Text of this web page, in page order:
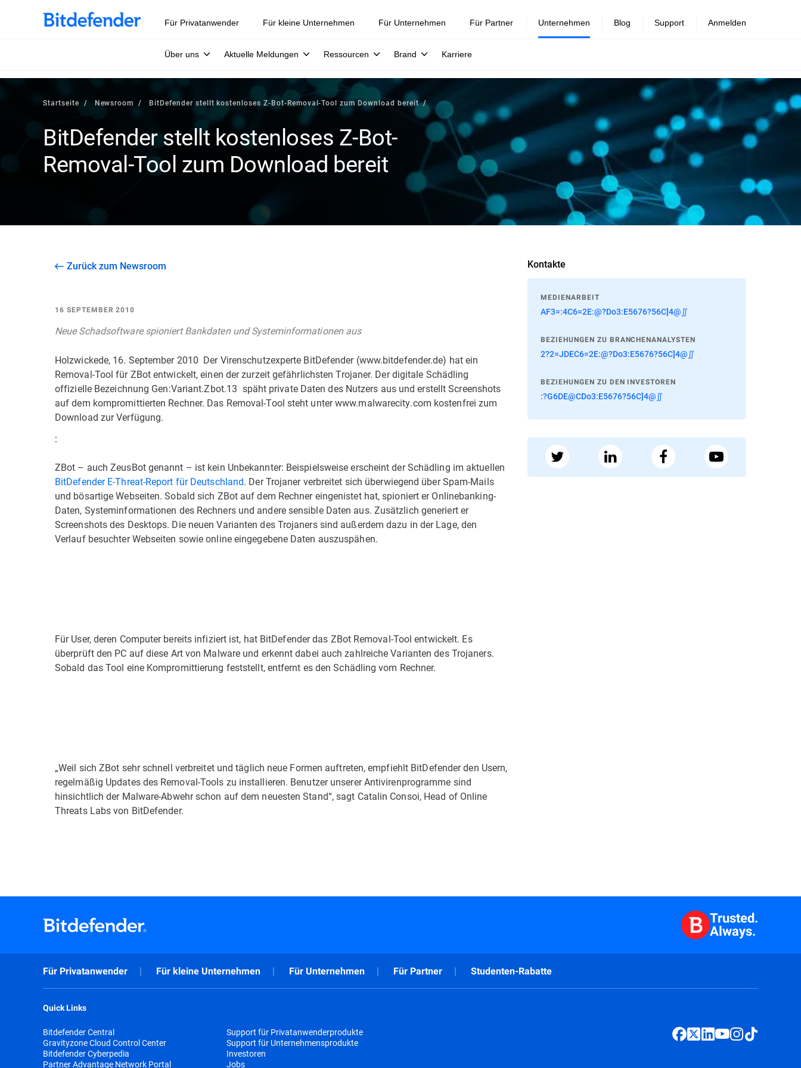
Für Privatanwender Für kleine Unternehmen Für Unternehmen Für Partner Unternehmen
Über uns Aktuelle Meldungen Ressourcen Brand Karriere
Blog Support Anmelden
Startseite Newsroom BitDefender stellt kostenloses Z-Bot-Removal-Tool zum Download bereit
BitDefender stellt kostenloses Z-Bot-
Removal-Tool zum Download bereit
Zurück zum Newsroom
16 SEPTEMBER 2010
Neue Schadsoftware spioniert Bankdaten und Systeminformationen aus
Holzwickede, 16. September 2010  Der Virenschutzexperte BitDefender (www.bitdefender.de) hat ein
Removal-Tool für ZBot entwickelt, einen der zurzeit gefährlichsten Trojaner. Der digitale Schädling 
offizielle Bezeichnung Gen:Variant.Zbot.13  späht private Daten des Nutzers aus und erstellt Screenshots
auf dem kompromittierten Rechner. Das Removal-Tool steht unter www.malwarecity.com kostenfrei zum
Download zur Verfügung.
:
ZBot – auch ZeusBot genannt – ist kein Unbekannter: Beispielsweise erscheint der Schädling im aktuellen
BitDefender E-Threat-Report für Deutschland. Der Trojaner verbreitet sich überwiegend über Spam-Mails
und bösartige Webseiten. Sobald sich ZBot auf dem Rechner eingenistet hat, spioniert er Onlinebanking-
Daten, Systeminformationen des Rechners und andere sensible Daten aus. Zusätzlich generiert er
Screenshots des Desktops. Die neuen Varianten des Trojaners sind außerdem dazu in der Lage, den
Verlauf besuchter Webseiten sowie online eingegebene Daten auszuspähen.
Für User, deren Computer bereits infiziert ist, hat BitDefender das ZBot Removal-Tool entwickelt. Es
überprüft den PC auf diese Art von Malware und erkennt dabei auch zahlreiche Varianten des Trojaners.
Sobald das Tool eine Kompromittierung feststellt, entfernt es den Schädling vom Rechner.
„Weil sich ZBot sehr schnell verbreitet und täglich neue Formen auftreten, empfiehlt BitDefender den Usern,
regelmäßig Updates des Removal-Tools zu installieren. Benutzer unserer Antivirenprogramme sind
hinsichtlich der Malware-Abwehr schon auf dem neuesten Stand“, sagt Catalin Consoi, Head of Online
Threats Labs von BitDefender.
Kontakte
MEDIENARBEIT
AF3=:4C6=2E:@?Do3:E5676?56C]4@∬
BEZIEHUNGEN ZU BRANCHENANALYSTEN
2?2=JDEC6=2E:@?Do3:E5676?56C]4@∬
BEZIEHUNGEN ZU DEN INVESTOREN
:?G6DE@CDo3:E5676?56C]4@∬
Trusted.
Always.
Für Privatanwender Für kleine Unternehmen Für Unternehmen Für Partner Studenten-Rabatte
Quick Links
Bitdefender Central
Gravityzone Cloud Control Center
Bitdefender Cyberpedia
Partner Advantage Network Portal
Support für Privatanwenderprodukte
Support für Unternehmensprodukte
Investoren
Jobs